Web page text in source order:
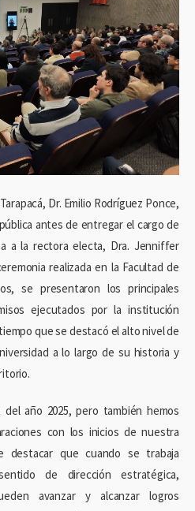
Dr. Emilio Rodríguez Ponce,
antes de entregar el cargo de
a la rectora electa, Dra. Jenniffer
realizada en la Facultad de
se presentaron los principales
ejecutados por la institución
que se destacó el alto nivel de
a lo largo de su historia y
año 2025, pero también hemos
con los inicios de nuestra
destacar que cuando se trabaja
de dirección estratégica,
avanzar y alcanzar logros